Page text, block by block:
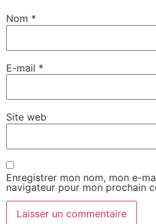
Nom *
E-mail *
Site web
Enregistrer mon nom, mon e-
navigateur pour mon prochain